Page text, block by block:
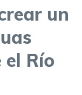
un
el Río